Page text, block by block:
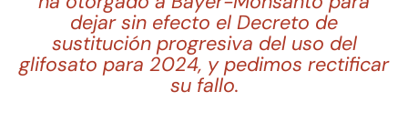
dejar sin efecto el Decreto de
sustitución progresiva del uso del
glifosato para 2024, y pedimos rectificar
su fallo.